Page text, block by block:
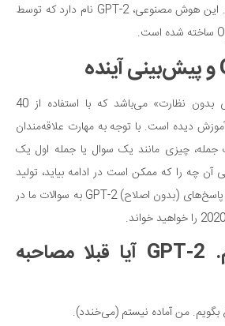
پیش‌بینی آینده سوال کنیم. این هوش مصنوعی، GPT-2 نام دارد که توسط
GPT-2 یک «الگوی زبانی بدون نظارت» می‌باشد که با استفاده از 40
آموزش دیده است. با توجه به مهارت علاقه‌مندان
چیزی مانند یک سوال یا جمله اول یک
چه را که ممکن است در ادامه بیاید، تولید
می‌کند. در این جا برخی از پاسخ‌های (بدون اصلاح) GPT-2 به سوالات ما در
1. سوال: سلام. GPT-2 آیا قبلا مصاحبه
من آماده نیستم (می‌خندد).